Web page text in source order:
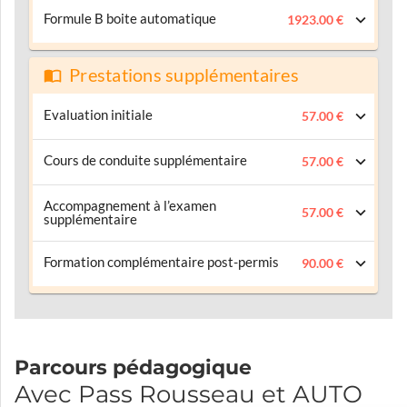
Formule B boite automatique 1923.00 €
Prestations supplémentaires
Evaluation initiale 57.00 €
Cours de conduite supplémentaire 57.00 €
Accompagnement à l’examen
supplémentaire
57.00 €
Formation complémentaire post-permis 90.00 €
Parcours pédagogique
Avec Pass Rousseau et AUTO